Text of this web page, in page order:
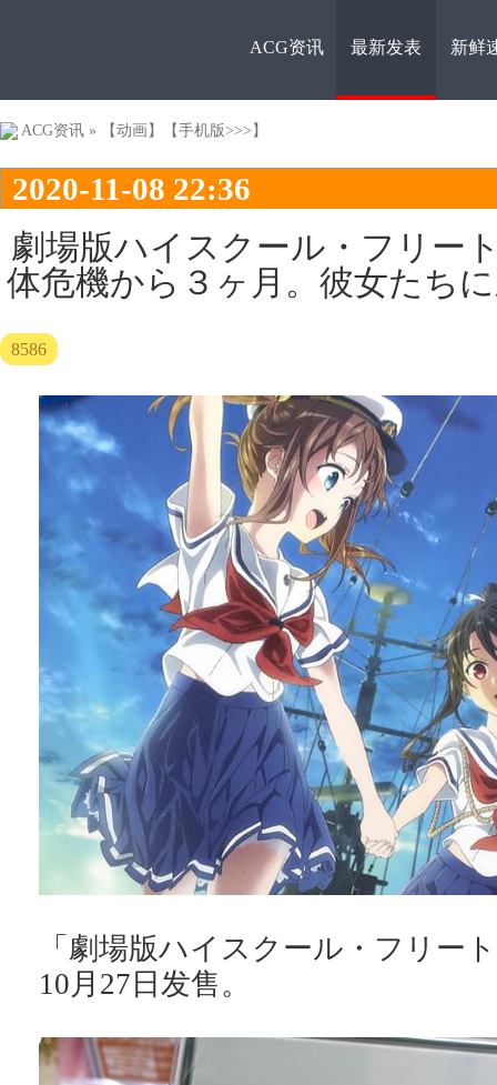
ACG资
ACG资讯 最新发表 新鲜
ACG资讯 » 【动画】 【手机版>>>】
2020-11-08 22:36
劇場版ハイスクール・フリー
体危機から３ヶ月。彼女たち
8586
「劇場版ハイスクール・フリー
10月27日发售。